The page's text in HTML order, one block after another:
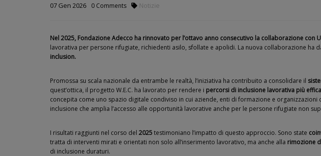
07 Gen 2026 0 Comments Notizie
Nel 2025, Fondazione Adecco ha rinnovato per l’ottavo anno consecutivo la collaborazione con
lavorativa per persone rifugiate, richiedenti asilo, sfollate e apolidi. La nuova collaborazione ha
inclusion.
Promossa su scala nazionale da entrambe le realtà, l’iniziativa ha contribuito a consolidare il
quest’ottica, il progetto W.E.C. ha lavorato per rendere i percorsi di inclusione lavorativa più
concepita come uno spazio digitale condiviso in cui aziende, enti di formazione e
inclusione che amplia l’accesso alle opportunità lavorative anche per le persone rifugiate non
I risultati raggiunti nel corso del 2025testimoniano l’impatto di questo approccio. Sono state
tratta di interventi mirati e orientati non solo all’inserimento lavorativo, ma anche alla rimozione
di inclusione duraturi.